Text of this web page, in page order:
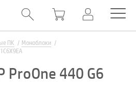
ПК
Моноблоки
ProOne 440 G6